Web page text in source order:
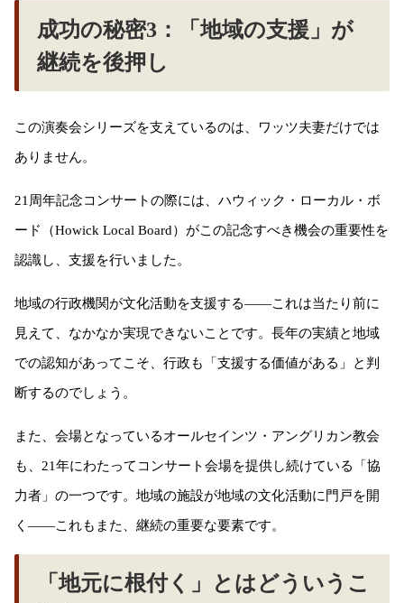
成功の秘密3：「地域の支援」が
継続を後押し
この演奏会シリーズを支えているのは、ワッツ夫妻だけでは
ありません。
21周年記念コンサートの際には、ハウィック・ローカル・ボ
ード（Howick Local Board）がこの記念すべき機会の重要性を
認識し、支援を行いました。
地域の行政機関が文化活動を支援する——これは当たり前に
見えて、なかなか実現できないことです。長年の実績と地域
での認知があってこそ、行政も「支援する価値がある」と判
断するのでしょう。
また、会場となっているオールセインツ・アングリカン教会
も、21年にわたってコンサート会場を提供し続けている「協
力者」の一つです。地域の施設が地域の文化活動に門戸を開
く——これもまた、継続の重要な要素です。
「地元に根付く」とはどういうこ